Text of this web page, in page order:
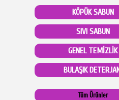
KÖPÜK SABUN
SIVI SABUN
GENEL TEMİZLİK
BULAŞIK
Tüm Ürünler